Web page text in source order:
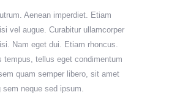
Aenean imperdiet. Etiam
vel augue. Curabitur ullamcorper
Nam eget dui. Etiam rhoncus.
tempus, tellus eget condimentum
quam semper libero, sit amet
sem neque sed ipsum.